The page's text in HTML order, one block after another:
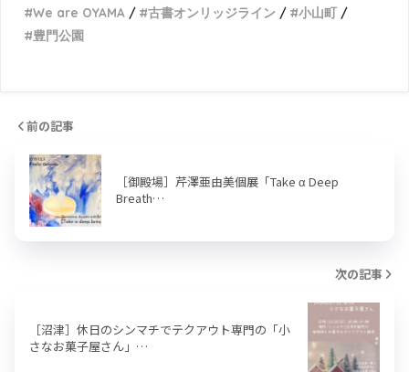
We are OYAMA
古書オンリッジライン
小山町
豊門公園
前の記事
［御殿場］芹澤亜由美個展「Take α Deep
Breath…
次の記事
［沼津］休日のシンマチでテクアウト専門の「小
さなお菓子屋さん」…